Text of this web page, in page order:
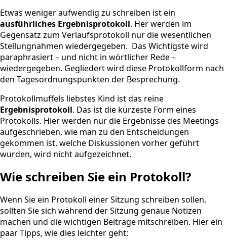
Etwas weniger aufwendig zu schreiben ist ein
ausführliches Ergebnisprotokoll. Her werden im
Gegensatz zum Verlaufsprotokoll nur die wesentlichen
Stellungnahmen wiedergegeben. Das Wichtigste wird
paraphrasiert – und nicht in wörtlicher Rede –
wiedergegeben. Gegliedert wird diese Protokollform nach
den Tagesordnungspunkten der Besprechung.
Protokollmuffels liebstes Kind ist das reine
Ergebnisprotokoll. Das ist die kürzeste Form eines
Protokolls. Hier werden nur die Ergebnisse des Meetings
aufgeschrieben, wie man zu den Entscheidungen
gekommen ist, welche Diskussionen vorher geführt
wurden, wird nicht aufgezeichnet.
Wie schreiben Sie ein Protokoll?
Wenn Sie ein Protokoll einer Sitzung schreiben sollen,
sollten Sie sich während der Sitzung genaue Notizen
machen und die wichtigen Beiträge mitschreiben. Hier ein
paar Tipps, wie dies leichter geht: